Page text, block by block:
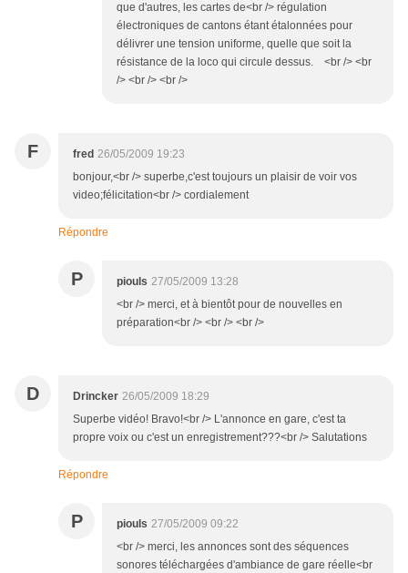
que d'autres, les cartes de<br /> régulation
électroniques de cantons étant étalonnées pour
délivrer une tension uniforme, quelle que soit la
résistance de la loco qui circule dessus. <br /> <br
/> <br /> <br />
F fred 26/05/2009 19:23
bonjour,<br /> superbe,c'est toujours un plaisir de voir vos
video;félicitation<br /> cordialement
Répondre
P piouls 27/05/2009 13:28
<br /> merci, et à bientôt pour de nouvelles en
préparation<br /> <br /> <br />
D Drincker 26/05/2009 18:29
Superbe vidéo! Bravo!<br /> L'annonce en gare, c'est ta
propre voix ou c'est un enregistrement???<br /> Salutations
Répondre
P piouls 27/05/2009 09:22
<br /> merci, les annonces sont des séquences
sonores téléchargées d'ambiance de gare réelle<br